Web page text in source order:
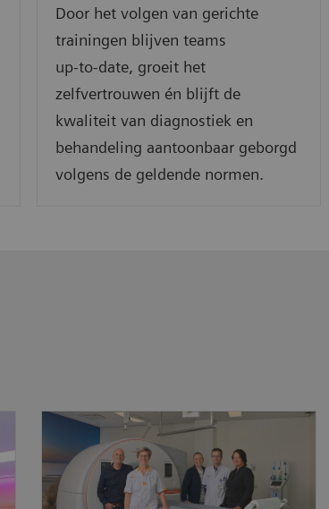
Door het volgen van gerichte
trainingen blijven teams
up‑to‑date, groeit het
zelfvertrouwen én blijft de
kwaliteit van diagnostiek en
behandeling aantoonbaar geborgd
volgens de geldende normen.